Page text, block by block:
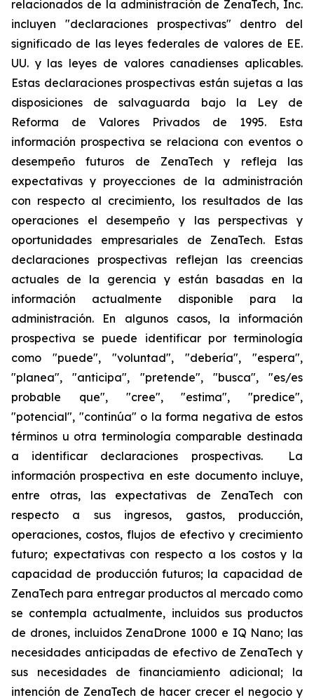
relacionados de la administración de ZenaTech, Inc.
incluyen "declaraciones prospectivas" dentro del
significado de las leyes federales de valores de EE.
UU. y las leyes de valores canadienses aplicables.
Estas declaraciones prospectivas están sujetas a las
disposiciones de salvaguarda bajo la Ley de
Reforma de Valores Privados de 1995. Esta
información prospectiva se relaciona con eventos o
desempeño futuros de ZenaTech y refleja las
expectativas y proyecciones de la administración
con respecto al crecimiento, los resultados de las
operaciones el desempeño y las perspectivas y
oportunidades empresariales de ZenaTech. Estas
declaraciones prospectivas reflejan las creencias
actuales de la gerencia y están basadas en la
información actualmente disponible para la
administración. En algunos casos, la información
prospectiva se puede identificar por terminología
como "puede", "voluntad", "debería", "espera",
"planea", "anticipa", "pretende", "busca", "es/es
probable que", "cree", "estima", "predice",
"potencial", "continúa" o la forma negativa de estos
términos u otra terminología comparable destinada
a identificar declaraciones prospectivas. La
información prospectiva en este documento incluye,
entre otras, las expectativas de ZenaTech con
respecto a sus ingresos, gastos, producción,
operaciones, costos, flujos de efectivo y crecimiento
futuro; expectativas con respecto a los costos y la
capacidad de producción futuros; la capacidad de
ZenaTech para entregar productos al mercado como
se contempla actualmente, incluidos sus productos
de drones, incluidos ZenaDrone 1000 e IQ Nano; las
necesidades anticipadas de efectivo de ZenaTech y
sus necesidades de financiamiento adicional; la
intención de ZenaTech de hacer crecer el negocio y